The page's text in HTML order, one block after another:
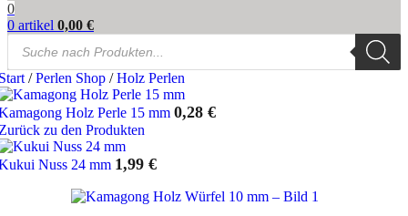
0
0 artikel 0,00 €
Products
search
/ Perlen Shop / Holz Perlen
Holz Perle 15 mm 0,28 €
zu den Produkten
Nuss 24 mm 1,99 €